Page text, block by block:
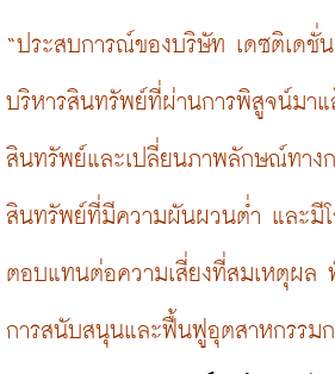
“ประสบการณ์ของบริษัท เดซติเด
บริหารสินทรัพย์ที่ผ่านการพิสูจน์มาแ
สินทรัพย์และเปลี่ยนภาพลักษณ์ทาง
สินทรัพย์ที่มีความผันผวนต่ำ และมีโ
ตอบแทนต่อความเสี่ยงที่สมเหตุผล
การสนับสนุนและฟื้นฟูอุตสาหกรรมก